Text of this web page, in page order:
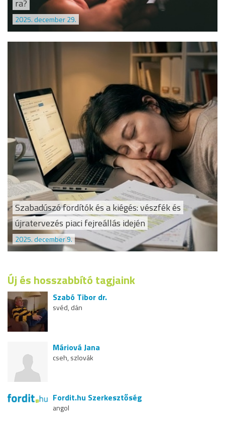
ra?
2025. december 29.
Szabadúszó fordítók és a kiégés: vészfék és
újratervezés piaci fejreállás idején
2025. december 9.
Új és hosszabbító tagjaink
Szabó Tibor dr.
svéd, dán
Máriová Jana
cseh, szlovák
Fordit.hu Szerkesztőség
angol